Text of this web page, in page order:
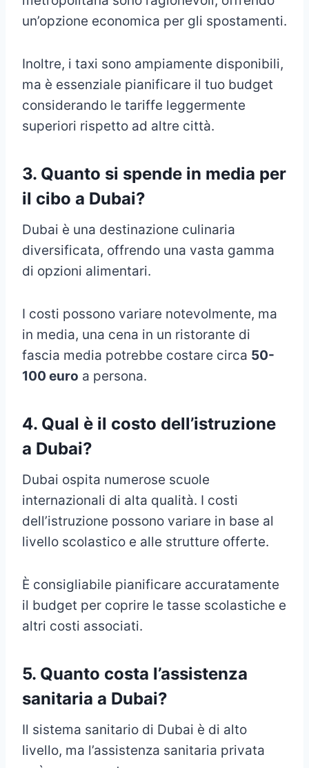
un’opzione economica per gli spostamenti.
Inoltre, i taxi sono ampiamente disponibili,
ma è essenziale pianificare il tuo budget
considerando le tariffe leggermente
superiori rispetto ad altre città.
3. Quanto si spende in media per
il cibo a Dubai?
Dubai è una destinazione culinaria
diversificata, offrendo una vasta gamma
di opzioni alimentari.
I costi possono variare notevolmente, ma
in media, una cena in un ristorante di
fascia media potrebbe costare circa 50-
100 euro a persona.
4. Qual è il costo dell’istruzione
a Dubai?
Dubai ospita numerose scuole
internazionali di alta qualità. I costi
dell’istruzione possono variare in base al
livello scolastico e alle strutture offerte.
È consigliabile pianificare accuratamente
il budget per coprire le tasse scolastiche e
altri costi associati.
5. Quanto costa l’assistenza
sanitaria a Dubai?
Il sistema sanitario di Dubai è di alto
livello, ma l’assistenza sanitaria privata